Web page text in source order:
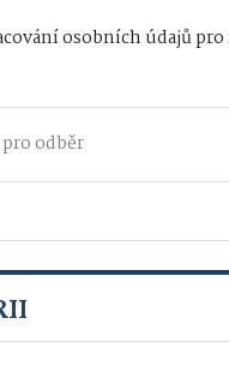
osobních údajů